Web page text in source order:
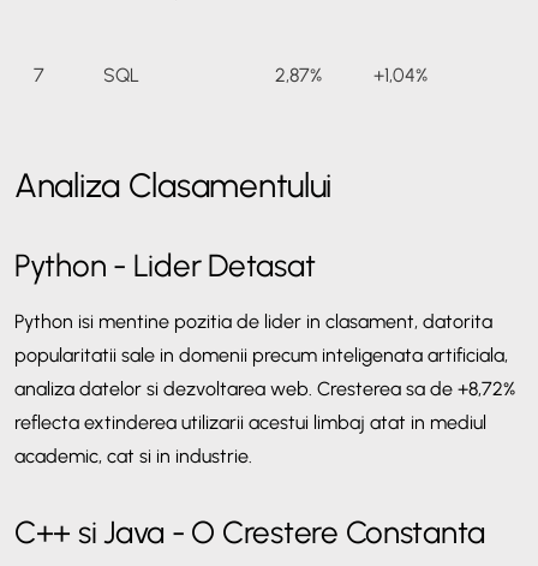
7 SQL 2,87% +1,04%
Delphi/Object
Pascal
10 Visual Basic 2,04% +0,52%
Analiza Clasamentului
Python - Lider Detasat
Python isi mentine pozitia de lider in clasament, datorita
popularitatii sale in domenii precum inteligenata artificiala,
analiza datelor si dezvoltarea web. Cresterea sa de +8,72%
reflecta extinderea utilizarii acestui limbaj atat in mediul
academic, cat si in industrie.
C++ si Java - O Crestere Constanta